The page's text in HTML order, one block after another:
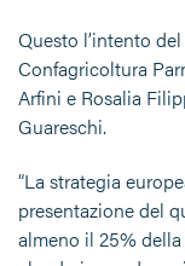
Questo l’intento
Confagricoltura
Arfini e Rosalia
Guareschi.
“La strategia
presentazione del
almeno il 25%